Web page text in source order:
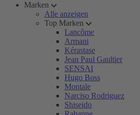
Marken
Alle anzeigen
Top Marken
Lancôme
Armani
Kérastase
Jean Paul Gaultier
SENSAI
Hugo Boss
Montale
Narciso Rodriguez
Shiseido